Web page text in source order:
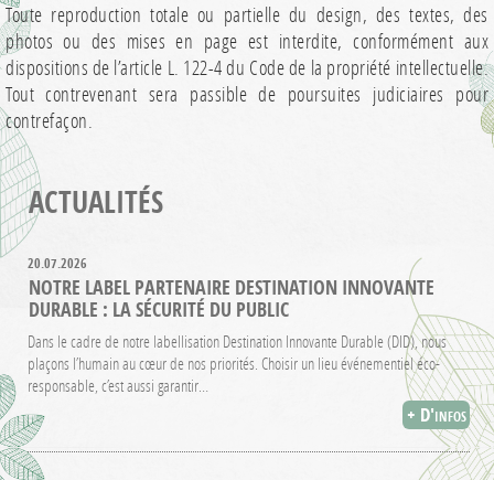
Toute reproduction totale ou partielle du design, des textes, des
photos ou des mises en page est interdite, conformément aux
dispositions de l’article L. 122-4 du Code de la propriété intellectuelle.
Tout contrevenant sera passible de poursuites judiciaires pour
contrefaçon.
ACTUALITÉS
20.07.2026
NOTRE LABEL PARTENAIRE DESTINATION INNOVANTE
DURABLE : LA SÉCURITÉ DU PUBLIC
Dans le cadre de notre labellisation Destination Innovante Durable (DID), nous
plaçons l’humain au cœur de nos priorités. Choisir un lieu événementiel éco-
responsable, c’est aussi garantir…
+ D'infos